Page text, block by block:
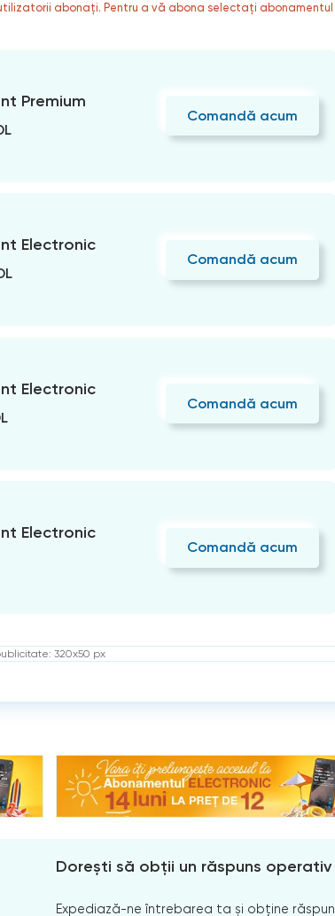
abonați. Pentru a vă abona selectați abonamentul
Premium
Comandă acum
Electronic
Comandă acum
Electronic
Comandă acum
Electronic
Comandă acum
320x50 px
Dorești să obții un răspuns operativ
Expediază-ne întrebarea ta și obține